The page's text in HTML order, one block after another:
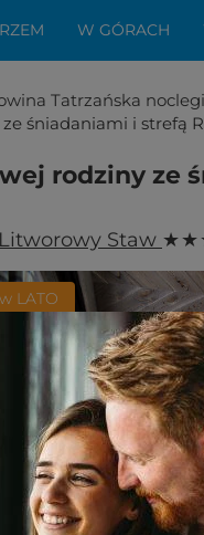
W GÓRACH
Tatrzańska noclegi
śniadaniami i strefą
rodziny ze
Staw ★ ★
LATO
Spodobała Ci
Zostało Ci zaledwie